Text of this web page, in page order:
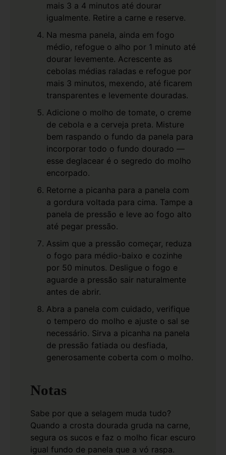
mais 3 a 4 minutos até dourar
igualmente. Retire a carne e reserve.
Na mesma panela, ainda em fogo
médio, refogue o alho por 1 minuto até
dourar levemente. Acrescente as
cebolas médias raladas e refogue por
mais 3 minutos, mexendo, até ficarem
transparentes e levemente douradas.
Adicione o molho de tomate, o creme
de cebola e a cerveja preta. Misture
bem raspando o fundo da panela para
incorporar todo o fundo dourado —
esse deglacear é o segredo do molho
encorpado.
Retorne a picanha para a panela com
a gordura voltada para cima. Tampe a
panela de pressão e leve ao fogo alto
até pegar pressão.
Assim que a pressão começar, reduza
o fogo para médio-baixo e cozinhe
por 50 minutos. Desligue o fogo e
aguarde a pressão sair naturalmente
antes de abrir.
Abra a panela com cuidado, verifique
o tempero do molho e ajuste o sal se
necessário. Sirva a picanha na panela
de pressão fatiada ou desfiada,
generosamente coberta com o molho.
Notas
Sabe por que a selagem muda tudo?
Quando a crosta dourada gruda na carne,
segura os sucos e faz o molho ficar escuro
igual fundo de panela que a vó raspa.